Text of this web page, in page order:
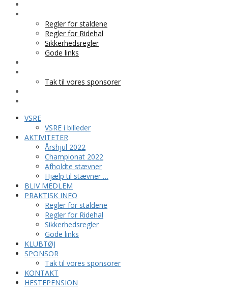
Regler for staldene
Regler for Ridehal
Sikkerhedsregler
Gode links
Tak til vores sponsorer
VSRE
VSRE i billeder
AKTIVITETER
Årshjul 2022
Championat 2022
Afholdte stævner
Hjælp til stævner …
BLIV MEDLEM
PRAKTISK INFO
Regler for staldene
Regler for Ridehal
Sikkerhedsregler
Gode links
KLUBTØJ
SPONSOR
Tak til vores sponsorer
KONTAKT
HESTEPENSION